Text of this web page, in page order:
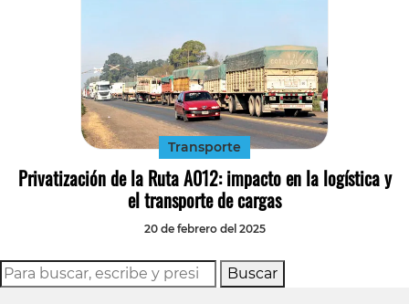
Transporte
Privatización de la Ruta A012: impacto en la logística y
el transporte de cargas
20 de febrero del 2025
Buscar